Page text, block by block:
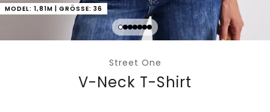
MODEL: 1,81M | GRÖSSE: 36
Street One
V-Neck T-Shirt